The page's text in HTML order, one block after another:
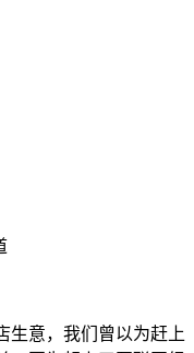
意，我们曾以为赶上